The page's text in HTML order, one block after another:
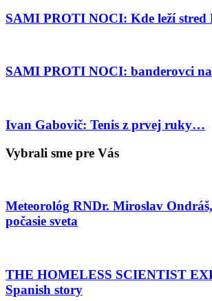
SAMI PROTI NOCI: Kde leží stred
SAMI PROTI NOCI: banderovci
Ivan Gabovič: Tenis z prvej ruky…
Vybrali sme pre Vás
Meteorológ RNDr. Miroslav
počasie sveta
THE HOMELESS SCIENTIST
Spanish story